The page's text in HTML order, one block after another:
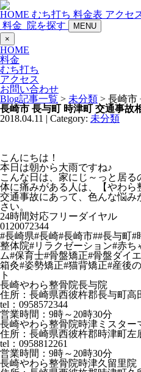
HOME むち打ち 料金表 アクセ
料金
院を探す
MENU
×
HOME
料金
むち打ち
アクセス
お問い合わせ
Blog記事一覧 > 未分類 > 長崎市
長崎市 長与町 時津町 交通事故
2018.04.11 | Category: 未分類
こんにちは！
本日は朝から大雨ですね♪
こんな日は、家にじ～っと居る
体に痛みがある人は、【やわら
交通事故にあって、色んな悩
さい。
24時間対応フリーダイヤル
0120072344
#長崎県#長崎#長崎市##長与町
整体院#リラクゼーション#赤
ム#保育士#骨盤矯正#骨盤ダイ
箱灸#姿勢矯正#猫背矯正#産後
ト
長崎やわら整骨院長与院
住所：長崎県西彼杵郡長与町高
tel：0958572344
営業時間：9時～20時30分
長崎やわら整骨院時津ミスター
住所：長崎県西彼杵郡時津町左
tel：0958812261
営業時間：9時～20時30分
長崎やわら整骨院時津久留里院